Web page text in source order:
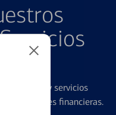
productos y servicios
necesidades financieras.